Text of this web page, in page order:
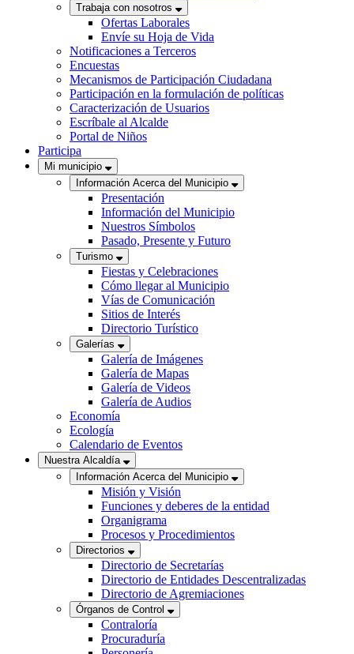
Trabaja con nosotros
Ofertas Laborales
Envíe su Hoja de Vida
Notificaciones a Terceros
Encuestas
Mecanismos de Participación Ciudadana
Participación en la formulación de políticas
Caracterización de Usuarios
Escríbale al Alcalde
Portal de Niños
Participa
Mi municipio
Información Acerca del Municipio
Presentación
Información del Municipio
Nuestros Símbolos
Pasado, Presente y Futuro
Turismo
Fiestas y Celebraciones
Cómo llegar al Municipio
Vías de Comunicación
Sitios de Interés
Directorio Turístico
Galerías
Galería de Imágenes
Galería de Mapas
Galería de Videos
Galería de Audios
Economía
Ecología
Calendario de Eventos
Nuestra Alcaldía
Información Acerca del Municipio
Misión y Visión
Funciones y deberes de la entidad
Organigrama
Procesos y Procedimientos
Directorios
Directorio de Secretarías
Directorio de Entidades Descentralizadas
Directorio de Agremiaciones
Órganos de Control
Contraloría
Procuraduría